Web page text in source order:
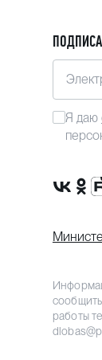
Я даю
работы